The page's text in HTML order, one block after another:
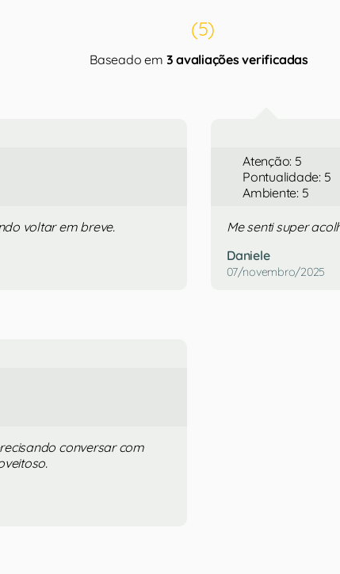
(5)
Baseado em 3 avaliações verificadas
voltar em breve.
Atenção: 5
Pontualidade: 5
Ambiente: 5
Me senti super
Daniele
07/novembro/2025
conversar com